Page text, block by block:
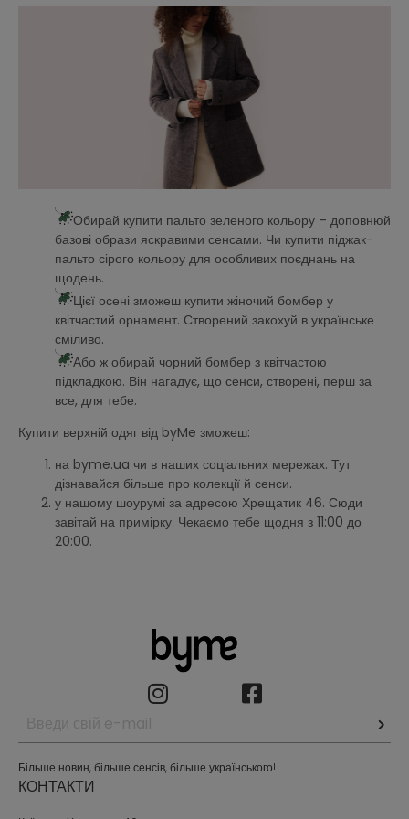
Обирай купити пальто зеленого кольору – доповнюй
базові образи яскравими сенсами. Чи купити піджак-
пальто сірого кольору для особливих поєднань на
щодень.
Цієї осені зможеш купити жіночий бомбер у
квітчастий орнамент. Створений закохуй в українське
сміливо.
Або ж обирай чорний бомбер з квітчастою
підкладкою. Він нагадує, що сенси, створені, перш за
все, для тебе.
Купити верхній одяг від byMe зможеш:
на byme.ua чи в наших соціальних мережах. Тут
дізнавайся більше про колекції й сенси.
у нашому шоурумі за адресою Хрещатик 46. Сюди
завітай на примірку. Чекаємо тебе щодня з 11:00 до
20:00.
Більше новин, більше сенсів, більше українського!
КОНТАКТИ